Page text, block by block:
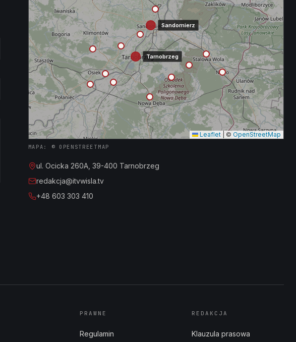
Tarnobrzeg
Sandomierz
Leaflet © OpenStreetMap
MAPA: © OPENSTREETMAP
ul. Ocicka 260A, 39-400 Tarnobrzeg
redakcja@itvwisla.tv
+48 603 303 410
PRAWNE
Regulamin
REDAKCJA
Klauzula prasowa